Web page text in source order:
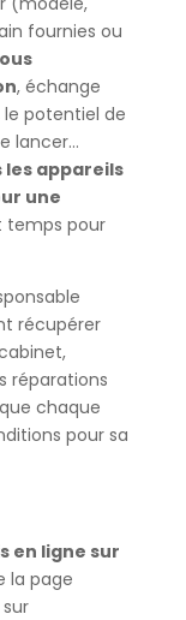
fournies ou
, échange
potentiel de
lancer…
les appareils
une
temps pour
récupérer
réparations
chaque
pour sa
en ligne sur
page